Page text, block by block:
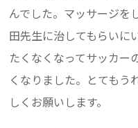
んでした。マッサージを
田先生に治してもらいに
たくなくなってサッカー
くなりました。とてもう
しくお願いします。